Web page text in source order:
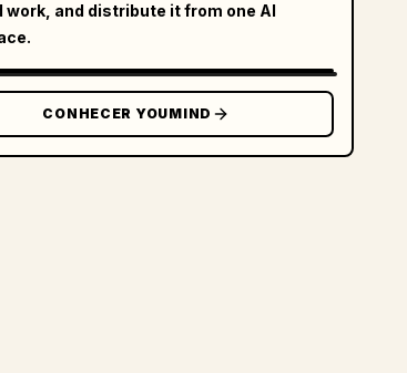
work, and distribute it from one AI
CONHECER YOUMIND